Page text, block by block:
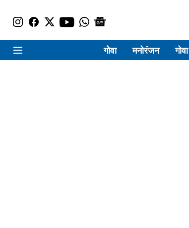
गोवा मनोरंजन